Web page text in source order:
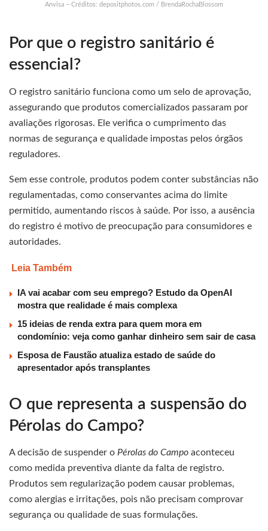
Anvisa – Créditos: depositphotos.com / BrendaRochaBlossom
Por que o registro sanitário é
essencial?
O registro sanitário funciona como um selo de aprovação,
assegurando que produtos comercializados passaram por
avaliações rigorosas. Ele verifica o cumprimento das
normas de segurança e qualidade impostas pelos órgãos
reguladores.
Sem esse controle, produtos podem conter substâncias não
regulamentadas, como conservantes acima do limite
permitido, aumentando riscos à saúde. Por isso, a ausência
do registro é motivo de preocupação para consumidores e
autoridades.
Leia Também
IA vai acabar com seu emprego? Estudo da OpenAI
mostra que realidade é mais complexa
15 ideias de renda extra para quem mora em
condomínio: veja como ganhar dinheiro sem sair de casa
Esposa de Faustão atualiza estado de saúde do
apresentador após transplantes
O que representa a suspensão do
Pérolas do Campo?
A decisão de suspender o Pérolas do Campo aconteceu
como medida preventiva diante da falta de registro.
Produtos sem regularização podem causar problemas,
como alergias e irritações, pois não precisam comprovar
segurança ou qualidade de suas formulações.